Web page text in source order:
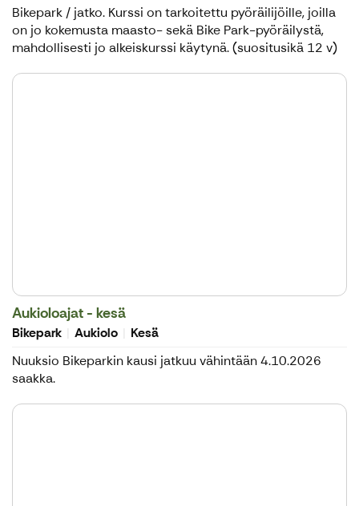
Bikepark / jatko. Kurssi on tarkoitettu pyöräilijöille, joilla
on jo kokemusta maasto- sekä Bike Park-pyöräilystä,
mahdollisesti jo alkeiskurssi käytynä. (suositusikä 12 v)
Aukioloajat - kesä
Bikepark Aukiolo
Kesä
Nuuksio Bikeparkin kausi jatkuu vähintään 4.10.2026
saakka.